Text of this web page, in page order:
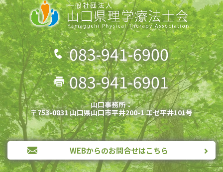
083-941-6900
083-941-6901
山口事務所：
〒753-0831 山口県山口市平井200-1 エゼ平井101号
WEBからのお問合せはこちら